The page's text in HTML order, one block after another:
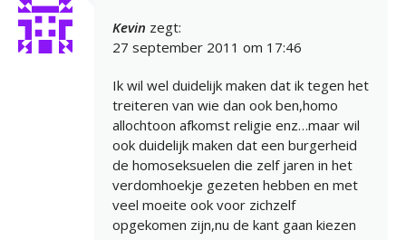
Kevin zegt:
27 september 2011 om 17:46
Ik wil wel duidelijk maken dat ik tegen het
treiteren van wie dan ook ben,homo
allochtoon afkomst religie enz…maar wil
ook duidelijk maken dat een burgerheid
de homoseksuelen die zelf jaren in het
verdomhoekje gezeten hebben en met
veel moeite ook voor zichzelf
opgekomen zijn,nu de kant gaan kiezen